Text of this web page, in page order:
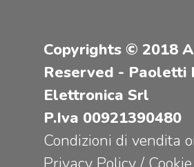
Copyrights © 2018
Reserved - Paoletti
Elettronica Srl
P.Iva 00921390480
Condizioni di vendita